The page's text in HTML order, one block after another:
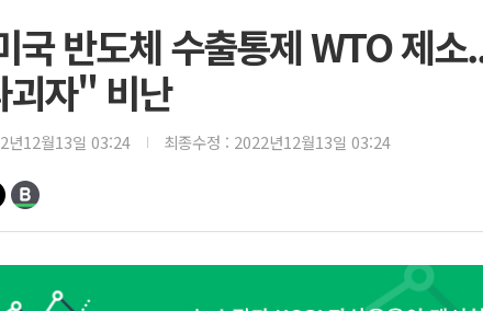
국 반도체 수출통제 WTO 제
괴자" 비난
년12월13일 03:24 최종수정 : 2022년12월13일 03:24